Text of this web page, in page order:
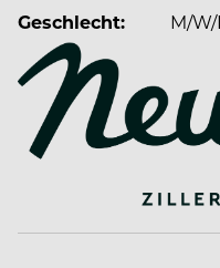
Das Neuhaus Zillertal
1649. Über all die
einem Haus
Wohnkomfort,
großen Garten, mit
von damals verbindet.
verwöhnen wir
Erlebnissen sowie
Geschlecht:
M/